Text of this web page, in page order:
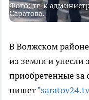
Фото: тг-к
Саратова.
В Волжском
из земли и унесли
приобретенные за
пишет